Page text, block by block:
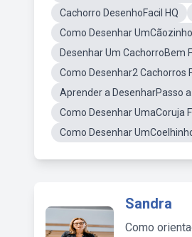
Cachorro DesenhoFacil HQ
Como Desenhar UmCãozinho
Desenhar Um CachorroBem
Como Desenhar2 Cachorros
Aprender a DesenharPasso
Como Desenhar UmaCoruja
Como Desenhar
Sandra
Como